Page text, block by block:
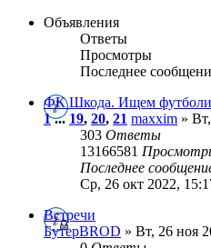
Объявления
Ответы
Просмотры
Последнее
ФК Шкода. Ищем
1... 19, 20, 21 maxxim »
303 Ответы
13166581
Последнее
Ср, 26 окт 2022,
Встречи
БутерBROD » Вт, 26 ноя